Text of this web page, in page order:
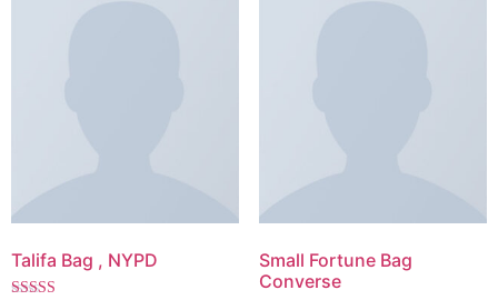
Talifa Bag , NYPD
Small Fortune Bag
Converse